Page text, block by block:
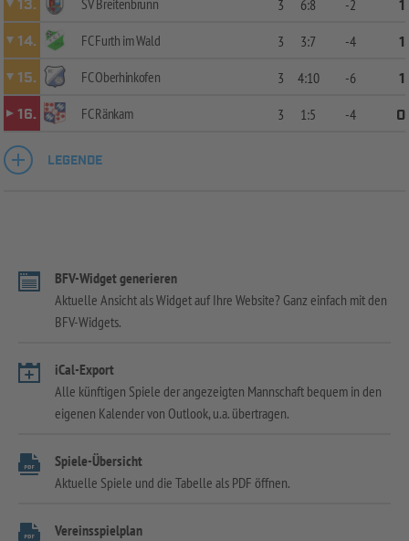
13. 3 6:8 -2
1
14.
FC Furth im Wald 3 3:7 -4
1
15.
FC Oberhinkofen 3 4:10 -6
1
16.
FC Ränkam 3 1:5 -4 0
LEGENDE
BFV-Widget generieren
Aktuelle Ansicht als Widget auf Ihre Website? Ganz einfach mit den
BFV-Widgets.
iCal-Export
Alle künftigen Spiele der angezeigten Mannschaft bequem in den
eigenen Kalender von Outlook, u.a. übertragen.
Spiele-Übersicht
Aktuelle Spiele und die Tabelle als PDF öffnen.
Vereinsspielplan